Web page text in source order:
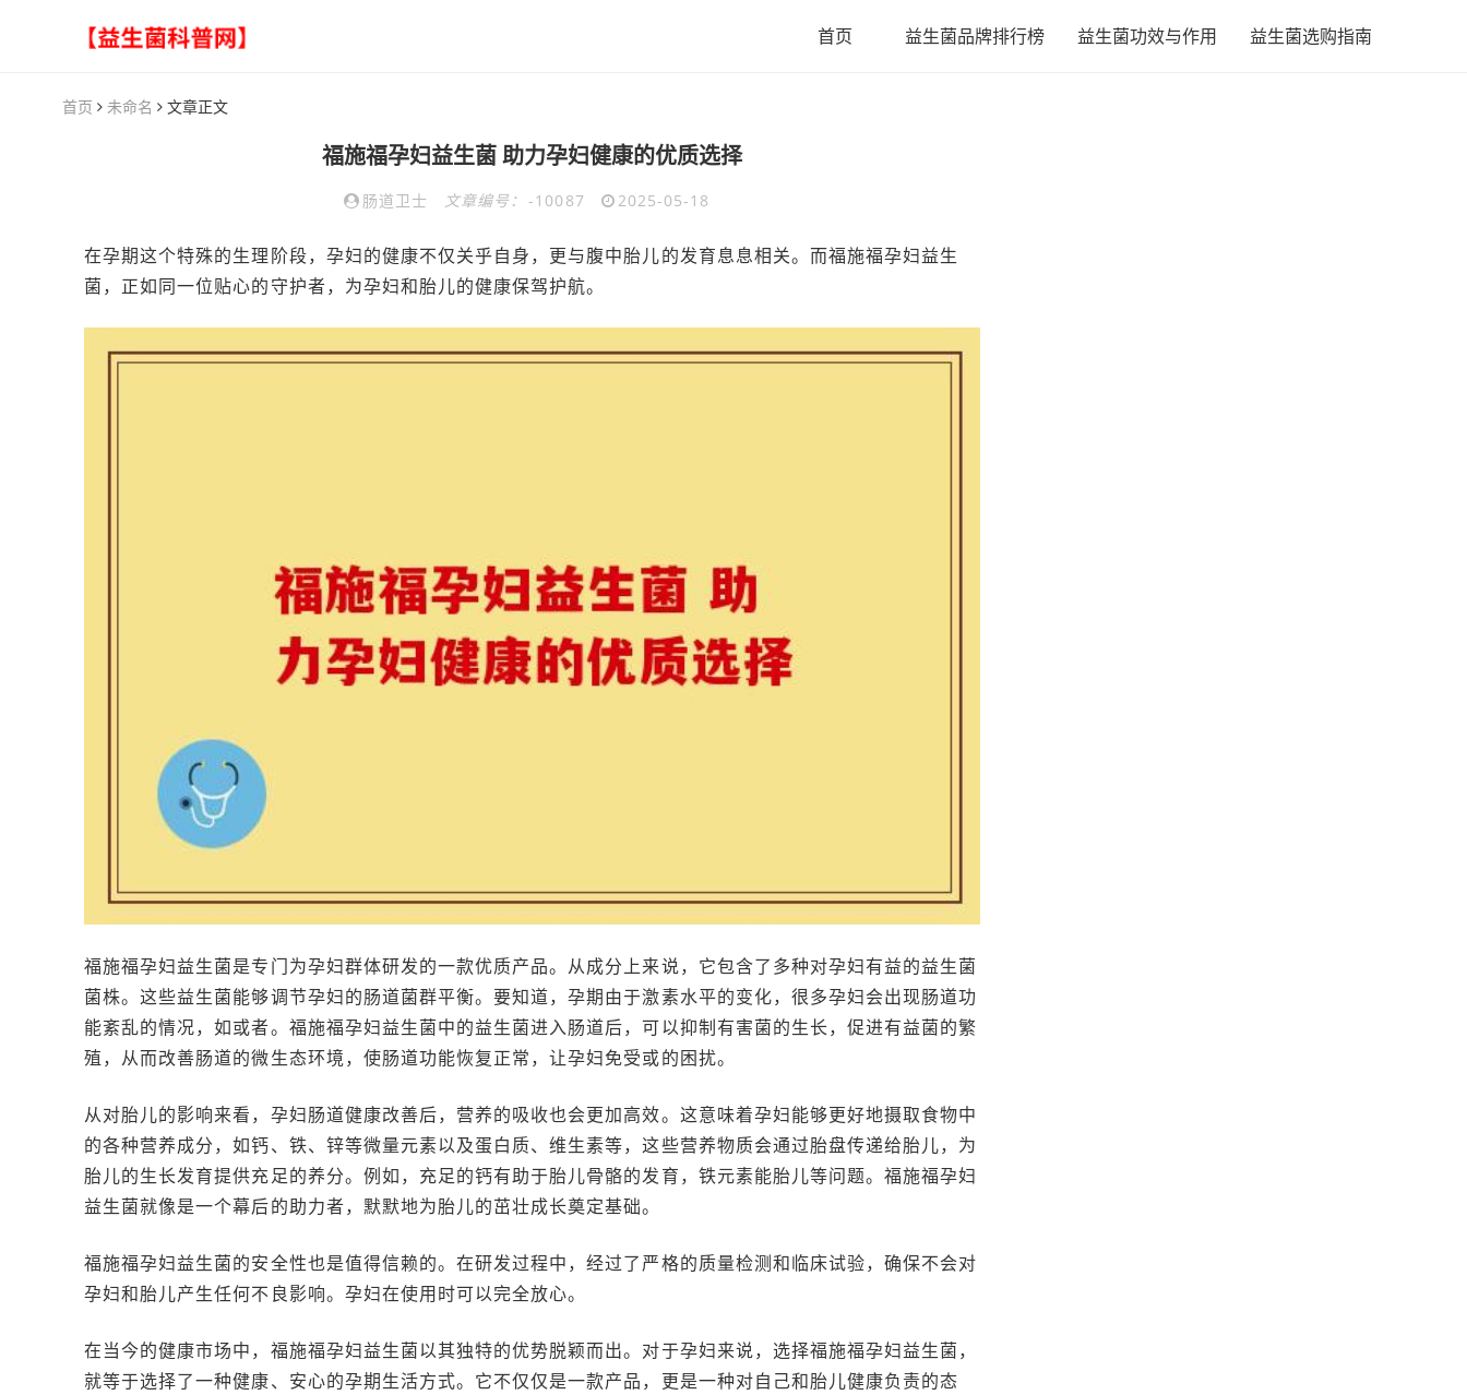
首页 益生菌品牌排行榜 益生菌功效与作用 益生菌选购指南
首页 未命名 文章正文
福施福孕妇益生菌 助力孕妇健康的优质选择
肠道卫士 文章编号： -10087 2025-05-18
在孕期这个特殊的生理阶段，孕妇的健康不仅关乎自身，更与腹中胎儿的发育息息相关。而福施福孕妇益生
菌，正如同一位贴心的守护者，为孕妇和胎儿的健康保驾护航。
福施福孕妇益生菌是专门为孕妇群体研发的一款优质产品。从成分上来说，它包含了多种对孕妇有益的益生菌
菌株。这些益生菌能够调节孕妇的肠道菌群平衡。要知道，孕期由于激素水平的变化，很多孕妇会出现肠道功
能紊乱的情况，如或者。福施福孕妇益生菌中的益生菌进入肠道后，可以抑制有害菌的生长，促进有益菌的繁
殖，从而改善肠道的微生态环境，使肠道功能恢复正常，让孕妇免受或的困扰。
从对胎儿的影响来看，孕妇肠道健康改善后，营养的吸收也会更加高效。这意味着孕妇能够更好地摄取食物中
的各种营养成分，如钙、铁、锌等微量元素以及蛋白质、维生素等，这些营养物质会通过胎盘传递给胎儿，为
胎儿的生长发育提供充足的养分。例如，充足的钙有助于胎儿骨骼的发育，铁元素能胎儿等问题。福施福孕妇
益生菌就像是一个幕后的助力者，默默地为胎儿的茁壮成长奠定基础。
福施福孕妇益生菌的安全性也是值得信赖的。在研发过程中，经过了严格的质量检测和临床试验，确保不会对
孕妇和胎儿产生任何不良影响。孕妇在使用时可以完全放心。
在当今的健康市场中，福施福孕妇益生菌以其独特的优势脱颖而出。对于孕妇来说，选择福施福孕妇益生菌，
就等于选择了一种健康、安心的孕期生活方式。它不仅仅是一款产品，更是一种对自己和胎儿健康负责的态